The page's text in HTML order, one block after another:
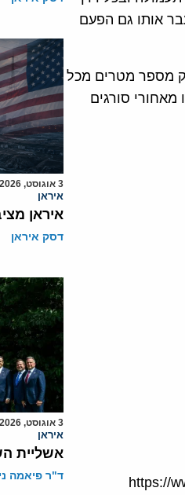
אותו גם הפעם
מספר מטרים מכל
סורגים
3 אוגוסט, 2026
איראן
איראן
דסק איראן
3 אוגוסט, 2026
איראן
אשליית
ד"ר פיאמה